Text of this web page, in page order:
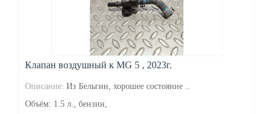
Клапан воздушный к MG 5 , 2023г.
Описание: Из Бельгии, хорошее состояние ..
Объём: 1.5 л., бензин,